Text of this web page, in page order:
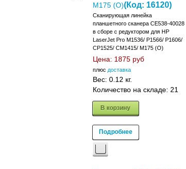
M175 (О)(Код: 16120)
Сканирующая линейка
планшетного сканера CE538-40028
в сборе с редуктором для HP
LaserJet Pro M1536/ P1566/ P1606/
CP1525/ CM1415/ M175 (О)
Цена: 1875 руб
плюс доставка
Вес: 0.12 кг.
Количество на складе: 21
В корзину
Подробнее